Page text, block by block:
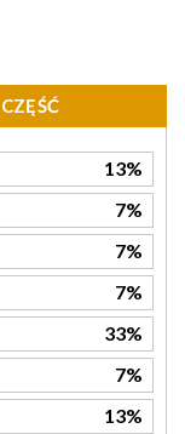
13%
7%
7%
7%
33%
7%
13%